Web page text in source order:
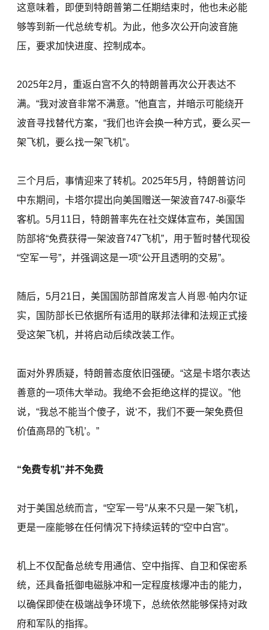
这意味着，即便到特朗普第二任期结束时，他也未必能
够等到新一代总统专机。为此，他多次公开向波音施
压，要求加快进度、控制成本。
2025年2月，重返白宫不久的特朗普再次公开表达不
满。“我对波音非常不满意。”他直言，并暗示可能绕开
波音寻找替代方案，“我们也许会换一种方式，要么买一
架飞机，要么找一架飞机”。
三个月后，事情迎来了转机。2025年5月，特朗普访问
中东期间，卡塔尔提出向美国赠送一架波音747-8i豪华
客机。5月11日，特朗普率先在社交媒体宣布，美国国
防部将“免费获得一架波音747飞机”，用于暂时替代现役
“空军一号”，并强调这是一项“公开且透明的交易”。
随后，5月21日，美国国防部首席发言人肖恩·帕内尔证
实，国防部长已依据所有适用的联邦法律和法规正式接
受这架飞机，并将启动后续改装工作。
面对外界质疑，特朗普态度依旧强硬。“这是卡塔尔表达
善意的一项伟大举动。我绝不会拒绝这样的提议。”他
说，“我总不能当个傻子，说‘不，我们不要一架免费但
价值高昂的飞机’。”
“免费专机”并不免费
对于美国总统而言，“空军一号”从来不只是一架飞机，
更是一座能够在任何情况下持续运转的“空中白宫”。
机上不仅配备总统专用通信、空中指挥、自卫和保密系
统，还具备抵御电磁脉冲和一定程度核爆冲击的能力，
以确保即使在极端战争环境下，总统依然能够保持对政
府和军队的指挥。